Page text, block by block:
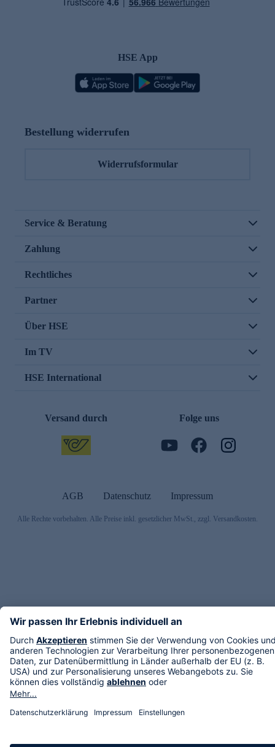
HSE App
Bestellung widerrufen
Widerrufsformular
Service & Beratung
Zahlung
Rechtliches
Partner
Über HSE
Im TV
HSE International
Versand durch Folge uns
AGB Datenschutz Impressum
Alle Rechte vorbehalten. Alle Preise inkl. gesetzlicher MwSt., zzgl. Versandkosten.